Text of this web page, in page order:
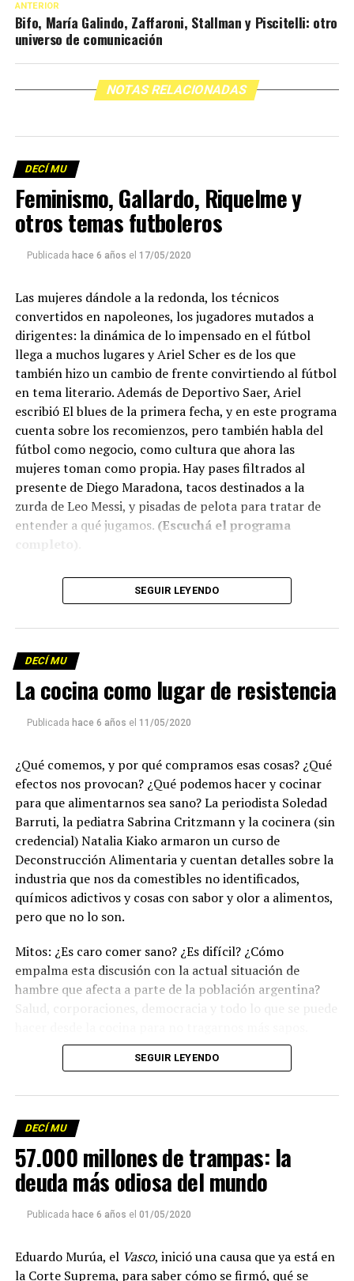
ANTERIOR
Bifo, María Galindo, Zaffaroni, Stallman y Piscitelli: otro
universo de comunicación
NOTAS RELACIONADAS
DECÍ MU
Feminismo, Gallardo, Riquelme y
otros temas futboleros
Publicada hace 6 años el 17/05/2020
Las mujeres dándole a la redonda, los técnicos
convertidos en napoleones, los jugadores mutados a
dirigentes: la dinámica de lo impensado en el fútbol
llega a muchos lugares y Ariel Scher es de los que
también hizo un cambio de frente convirtiendo al fútbol
en tema literario. Además de Deportivo Saer, Ariel
escribió El blues de la primera fecha, y en este programa
cuenta sobre los recomienzos, pero también habla del
fútbol como negocio, como cultura que ahora las
mujeres toman como propia. Hay pases filtrados al
presente de Diego Maradona, tacos destinados a la
zurda de Leo Messi, y pisadas de pelota para tratar de
entender a qué jugamos. (Escuchá el programa
Descargar los archivos de audio:Bloque 1/Bloque 2
Descargar el programa
La reproducción de este programa es libre. Sólo tenés
que mandar un mail a
emitir todos los programas de Decí MU
SEGUIR LEYENDO
DECÍ MU
La cocina como lugar de resistencia
Publicada hace 6 años el 11/05/2020
¿Qué comemos, y por qué compramos esas cosas? ¿Qué
efectos nos provocan? ¿Qué podemos hacer y cocinar
para que alimentarnos sea sano? La periodista Soledad
Barruti, la pediatra Sabrina Critzmann y la cocinera (sin
credencial) Natalia Kiako armaron un curso de
Deconstrucción Alimentaria y cuentan detalles sobre la
industria que nos da comestibles no identificados,
químicos adictivos y cosas con sabor y olor a alimentos,
pero que no lo son.
Mitos: ¿Es caro comer sano? ¿Es difícil? ¿Cómo
empalma esta discusión con la actual situación de
hambre que afecta a parte de la población argentina?
Salud, corporaciones, democracia y todo lo que se puede
(Escuchá el programa completo).
Foto: Martina Perosa
Descargar el programa
La reproducción de este programa es libre. Sólo tenés
que mandar un mail ainfolavaca@yahoo.com.ar
emitir todos los programas de Decí MU
SEGUIR LEYENDO
DECÍ MU
57.000 millones de trampas: la
deuda más odiosa del mundo
Publicada hace 6 años el 01/05/2020
Eduardo Murúa, el Vasco, inició una causa que ya está en
la Corte Suprema, para saber cómo se firmó, qué se